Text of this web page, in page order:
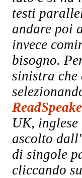
testi
andare poi
invece
bisogno.
sinistra
UK,
ascolto
di singole
cliccando